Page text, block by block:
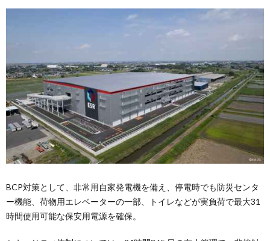
BCP対策として、非常用自家発電機を備え、停電時でも防災センタ
ー機能、荷物用エレベーターの一部、トイレなどが実負荷で最大31
時間使用可能な保安用電源を確保。